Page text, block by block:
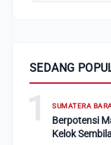
SEDANG
1 SUMATERA
Berpotensi
Kelok